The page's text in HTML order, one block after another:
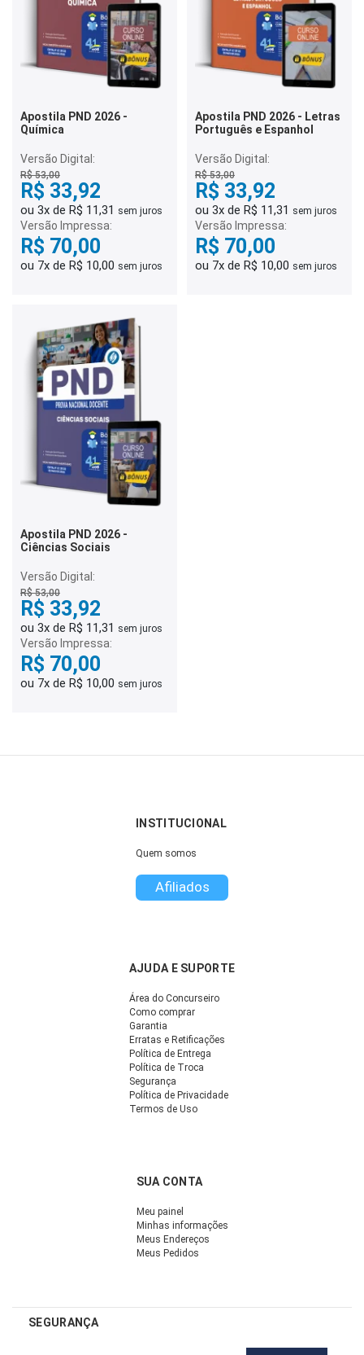
Apostila PND 2026 -
Química
Versão Digital:
R$ 53,00
R$ 33,92
ou 3x de R$ 11,31 sem juros
Versão Impressa:
R$ 70,00
ou 7x de R$ 10,00 sem juros
Apostila PND 2026 - Letras
Português e Espanhol
Versão Digital:
R$ 53,00
R$ 33,92
ou 3x de R$ 11,31 sem juros
Versão Impressa:
R$ 70,00
ou 7x de R$ 10,00 sem juros
Apostila PND 2026 -
Ciências Sociais
Versão Digital:
R$ 53,00
R$ 33,92
ou 3x de R$ 11,31 sem juros
Versão Impressa:
R$ 70,00
ou 7x de R$ 10,00 sem juros
INSTITUCIONAL
Quem somos
Afiliados
AJUDA E SUPORTE
Área do Concurseiro
Como comprar
Garantia
Erratas e Retificações
Política de Entrega
Política de Troca
Segurança
Política de Privacidade
Termos de Uso
SUA CONTA
Meu painel
Minhas informações
Meus Endereços
Meus Pedidos
SEGURANÇA